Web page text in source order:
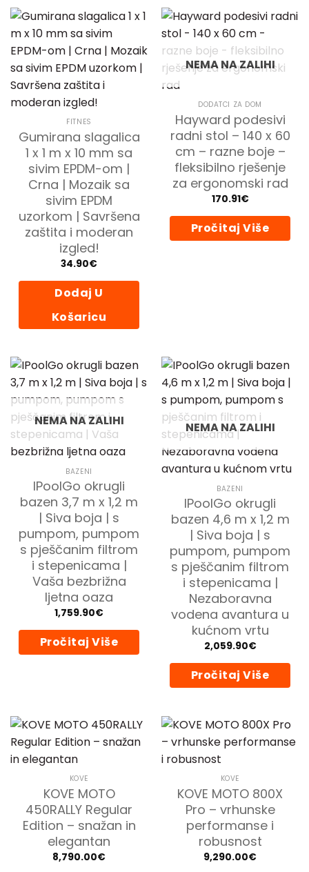
FITNES
Gumirana slagalica
1 x 1 m x 10 mm sa
sivim EPDM-om |
Crna | Mozaik sa
sivim EPDM
uzorkom | Savršena
zaštita i moderan
izgled!
34.90€
Dodaj U
Košaricu
NEMA NA ZALIHI
DODATCI ZA DOM
Hayward podesivi
radni stol – 140 x 60
cm – razne boje –
fleksibilno rješenje
za ergonomski rad
170.91€
Pročitaj Više
NEMA NA ZALIHI
BAZENI
IPoolGo okrugli
bazen 3,7 m x 1,2 m
| Siva boja | s
pumpom, pumpom
s pješčanim filtrom
i stepenicama |
Vaša bezbrižna
ljetna oaza
1,759.90€
Pročitaj Više
NEMA NA ZALIHI
BAZENI
IPoolGo okrugli
bazen 4,6 m x 1,2 m
| Siva boja | s
pumpom, pumpom
s pješčanim filtrom
i stepenicama |
Nezaboravna
vodena avantura u
kućnom vrtu
2,059.90€
Pročitaj Više
KOVE
KOVE MOTO
450RALLY Regular
Edition – snažan in
elegantan
8,790.00€
KOVE
KOVE MOTO 800X
Pro – vrhunske
performanse i
robusnost
9,290.00€